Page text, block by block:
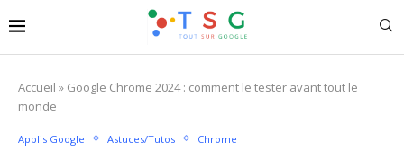
Accueil » Google Chrome 2024 : comment le tester avant tout le
monde
Applis Google Astuces/Tutos Chrome